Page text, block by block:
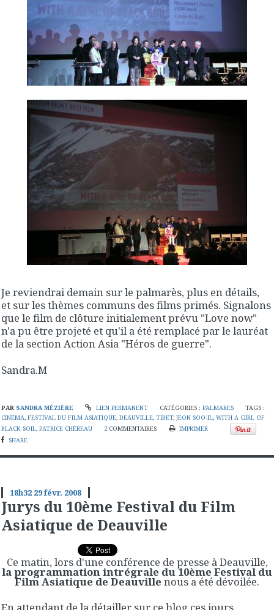
Je reviendrai demain sur le palmarès, plus en détails,
et sur les thèmes communs des films primés. Signalons
que le film de clôture initialement prévu "Love now"
n'a pu être projeté et qu'il a été remplacé par le lauréat
de la section Action Asia "Héros de guerre".
Sandra.M
PAR SANDRA MÉZIÈRE LIEN PERMANENT CATÉGORIES :PALMARES
TAGS :
CINÉMA FESTIVAL DU FILM ASIATIQUE DEAUVILLE TIBET, JEON SOO-IL WITH A GIRL OF
BLACK SOIL, PATRICE CHÉREAU 2 COMMENTAIRES
IMPRIMER
SHARE
18h32 29févr. 2008
Jurys du 10ème Festival du Film
Asiatique de Deauville
Ce matin, lors d'une conférence de presse à Deauville,
la programmation intrégrale du 10ème Festival du
Film Asiatique de Deauville nous a été dévoilée.
En attendant de la détailler sur ce blog ces jours